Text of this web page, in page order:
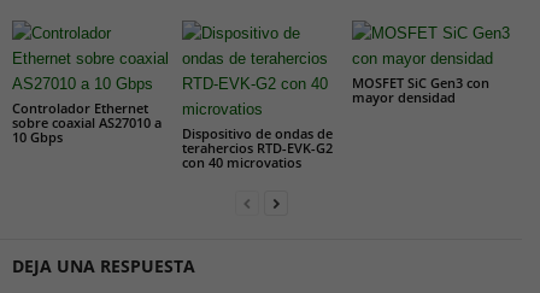
Controlador Ethernet
sobre coaxial AS27010 a
10 Gbps
Dispositivo de ondas de
terahercios RTD-EVK-G2
con 40 microvatios
MOSFET SiC Gen3 con
mayor densidad
DEJA UNA RESPUESTA